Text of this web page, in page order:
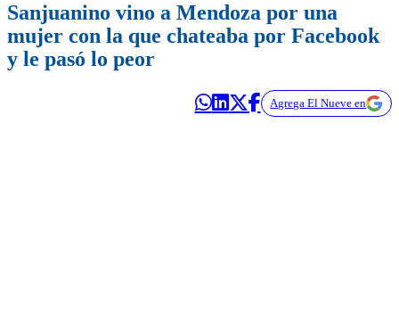
Sanjuanino vino a Mendoza por una
mujer con la que chateaba por Facebook
y le pasó lo peor
Agrega El Nueve en